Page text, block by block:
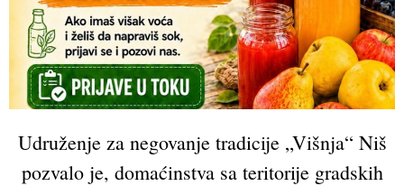
Udruženje za negovanje tradicije „Višnja“ Niš
pozvalo je, domaćinstva sa teritorije gradskih